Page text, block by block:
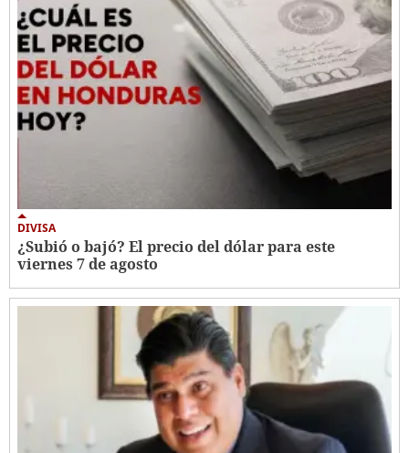
DIVISA
¿Subió o bajó? El precio del dólar para este
viernes 7 de agosto